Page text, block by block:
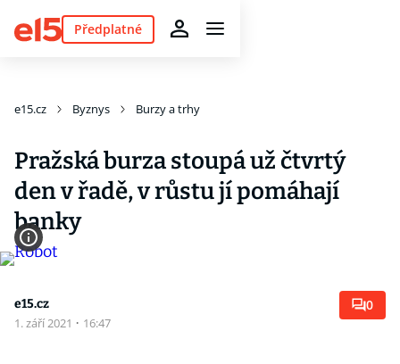
Předplatné
e15.cz Byznys Burzy a trhy
Pražská burza stoupá už čtvrtý
den v řadě, v růstu jí pomáhají
banky
e15.cz
1. září 2021 · 16:47
0